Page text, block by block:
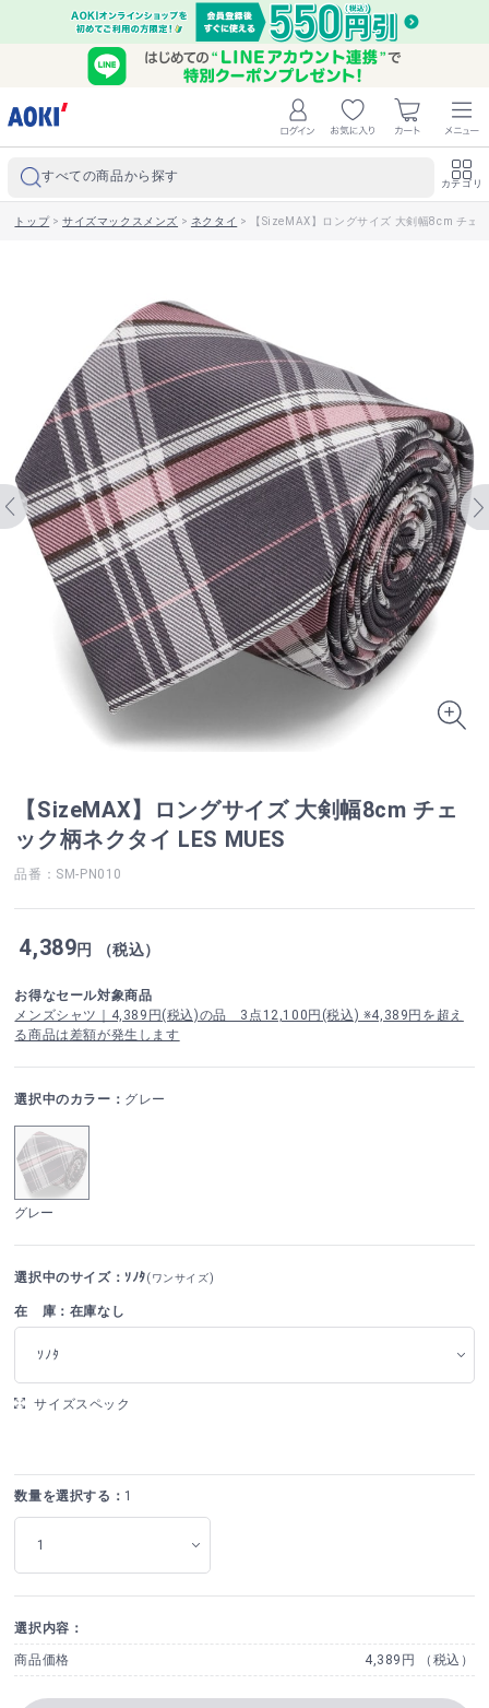
すべての商品から探す カテゴリ
トップ>サイズマックスメンズ > ネクタイ > 【SizeMAX】ロングサイズ 大剣幅8cm チェ
【SizeMAX】ロングサイズ 大剣幅8cm チェ
ック柄ネクタイ LES MUES
品番：SM-PN010
4,389円 （税込）
お得なセール対象商品
メンズシャツ｜4,389円(税込)の品 3点12,100円(税込) ※4,389円を超え
る商品は差額が発生します
選択中のカラー： グレー
グレー
選択中のサイズ：ｿﾉﾀ(ワンサイズ)
在 庫：在庫なし
ｿﾉﾀ
サイズスペック
数量を選択する： 1
選択内容：
商品価格 4,389円 （税込）